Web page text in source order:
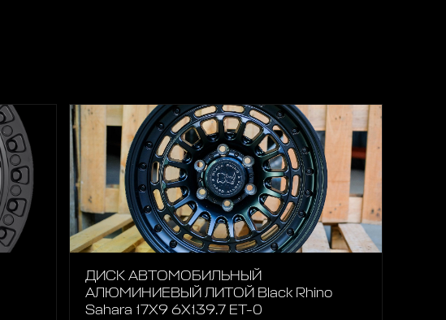
ДИСК АВТОМОБИЛЬНЫЙ
АЛЮМИНИЕВЫЙ ЛИТОЙ Black Rhino
Sahara 17Х9 6X139.7 ET-0